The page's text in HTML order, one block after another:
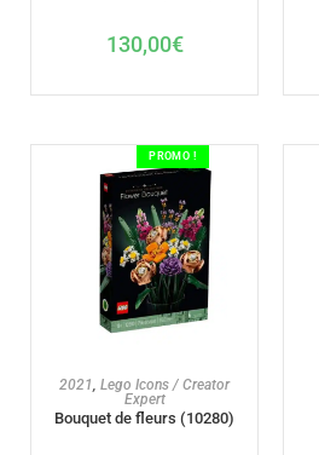
130,00€
PROMO !
AJOUTER AU PANIER
2021, Lego Icons / Creator
Expert
Bouquet de fleurs (10280)